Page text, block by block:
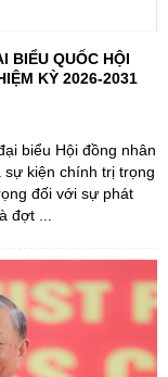
BIỂU QUỐC HỘI
KỲ 2026-2031
biểu Hội đồng nhân
kiện chính trị trọng
đối với sự phát
đợt ...